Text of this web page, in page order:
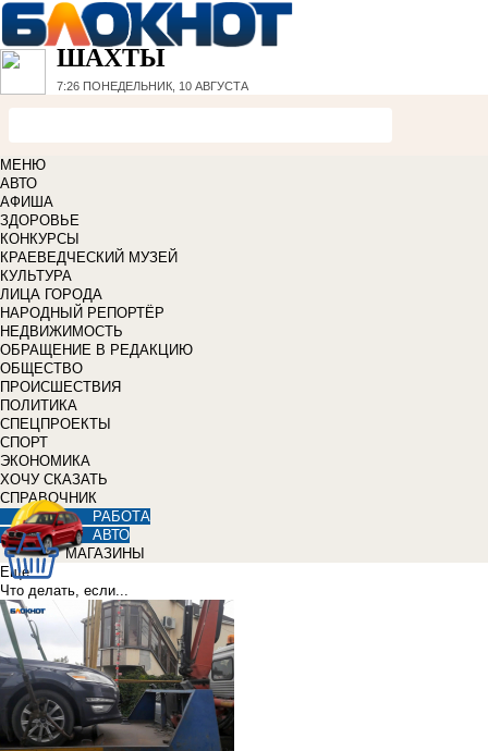
ШАХТЫ
7:26 ПОНЕДЕЛЬНИК, 10 АВГУСТА
МЕНЮ
АВТО
АФИША
ЗДОРОВЬЕ
КОНКУРСЫ
КРАЕВЕДЧЕСКИЙ МУЗЕЙ
КУЛЬТУРА
ЛИЦА ГОРОДА
НАРОДНЫЙ РЕПОРТЁР
НЕДВИЖИМОСТЬ
ОБРАЩЕНИЕ В РЕДАКЦИЮ
ОБЩЕСТВО
ПРОИСШЕСТВИЯ
ПОЛИТИКА
СПЕЦПРОЕКТЫ
СПОРТ
ЭКОНОМИКА
ХОЧУ СКАЗАТЬ
СПРАВОЧНИК
РАБОТА
АВТО
МАГАЗИНЫ
Еще
Что делать, если...